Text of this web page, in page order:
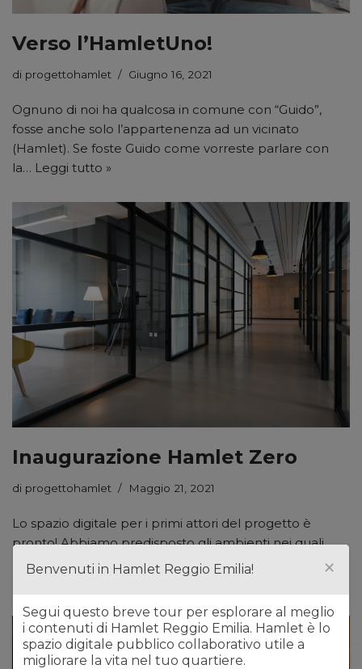
Verso l’HamletUno!
di progettohamlet Giugno 16, 2021
Ognuno di noi ha qualcosa in comune con “Guido”,
fosse anche solo l’appartenenza ad un vicinato
(Hamlet). Se foste Guido come vorreste parlare con
la… Leggi tutto »
Inaugurazione Hamlet Zero
di progettohamlet Maggio 21, 2021
Lo spazio digitale per i primi attori del progetto è
pronto! Abbiamo predisposto gli ambienti nei quali
lavoreremo insieme per rendere possibile Hamlet.
Benvenuti in Hamlet Reggio Emilia! ×
Segui questo breve tour per esplorare al meglio
i contenuti di Hamlet Reggio Emilia. Hamlet è lo
spazio digitale pubblico collaborativo utile a
migliorare la vita nel tuo quartiere.